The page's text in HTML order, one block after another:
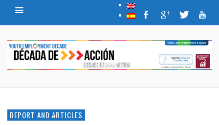
REPORT AND ARTICLES